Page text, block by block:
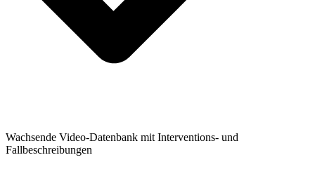
Wachsende Video-Datenbank mit Interventions- und
Fallbeschreibungen